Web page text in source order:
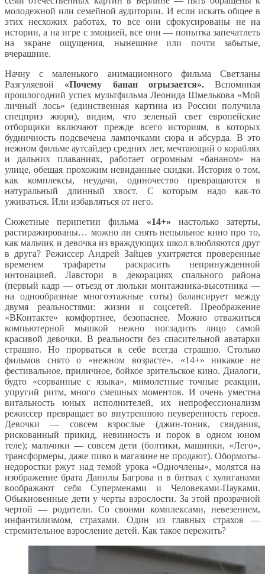
молодежной или семейной аудитории. И если искать общее в
этих несхожих работах, то все они сфокусированы не на
истории, а на игре с эмоцией, все они — попытка запечатлеть
на экране ощущения, нынешние или почти забытые,
вчерашние.
Начну с маленького анимационного фильма Светланы
Разгуляевой «Почему банан огрызается».Вспоминая
прошлогодний успех мультфильма Леонида Шмелькова «Мой
личный лось» (единственная картина из России получила
спецприз жюри), видим, что зеленый свет европейские
отборщики включают прежде всего историям, в которых
будничность подсвечена лампочками сюра и абсурда. В это
нежном фильме аутсайдер средних лет, мечтающий о кораблях
и дальних плаваниях, работает огромным «бананом» на
улице, обещая прохожим невиданные скидки. История о том,
как комплексы, неудачи, одиночество превращаются в
натуральный длинный хвост. С которым надо как-то
уживаться. Или избавляться от него.
Сюжетные перипетии фильма «14+» настолько затерты,
растиражированы… можно ли снять непыльное кино про то,
как мальчик и девочка из враждующих школ влюбляются друг
в друга? Режиссер Андрей Зайцев ухитряется проверенные
временем трафареты раскрасить непринужденной
интонацией. Лавстори в декорациях спального района
(первый кадр — отъезд от люльки монтажника-высотника —
на однообразные многоэтажные соты) балансирует между
двумя реальностями: жизни и соцсетей. Преображение
«ВКонтакте» комфортнее, безопаснее. Можно отважиться
компьютерной мышкой нежно погладить лицо самой
красивой девочки. В реальности без спасительной аватарки
страшно. Но прорваться к себе всегда страшно. Столько
фильмов снято о «нежном возрасте». «14+» никакое не
фестивальное, приличное, бойкое зрительское кино. Диалоги,
будто «сорванные с языка», мимолетные точные реакции,
упругий ритм, много смешных моментов. И очень уместна
витальность юных исполнителей, их непрофессионализм
режиссер превращает во внутреннюю неуверенность героев.
Девочки — совсем взрослые (джин-тоник, свидания,
рискованный прикид, невинность и порок в одном юном
теле); мальчики — совсем дети (болтики, машинки, «Лего»,
трансформеры, даже пиво в магазине не продают). Обормоты-
недоростки ржут над темой урока «Одночлены», молятся на
изображение брата Данилы Багрова и в битвах с хулиганами
воображают себя Суперменами и Человеками-Пауками.
Обыкновенные дети у черты взрослости. За этой прозрачной
чертой — родители. Со своими комплексами, невезением,
инфантилизмом, страхами. Один из главных страхов —
стремительное взросление детей. Как такое пережить?